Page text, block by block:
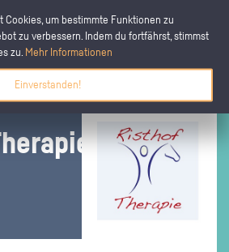
Cookies, um bestimmte Funktionen zu
zu verbessern. Indem du fortfährst, stimmst
zu. Mehr Informationen
Einverstanden!